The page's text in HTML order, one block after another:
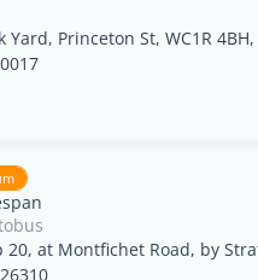
Yard, Princeton St, WC1R